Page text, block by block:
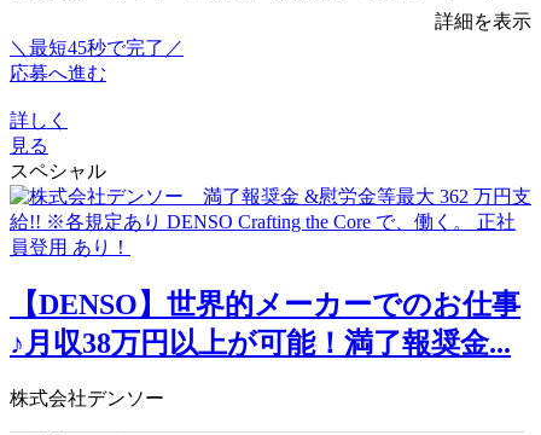
詳細を表示
＼最短45秒で完了／
応募へ進む
詳しく
見る
スペシャル
【DENSO】世界的メーカーでのお仕事
♪月収38万円以上が可能！満了報奨金...
株式会社デンソー